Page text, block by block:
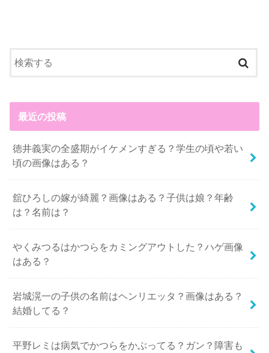
最近の投稿
徳井義実の全盛期がイケメンすぎる？学生の頃や若い
頃の画像はある？
舘ひろしの嫁が綺麗？画像はある？子供は娘？年齢
は？名前は？
やくみつるはかつらをカミングアウトした？ハゲ画像
はある？
岩城滉一の子供の名前はヘンリエッタ？画像はある？
結婚してる？
平野レミは病気でかつらをかぶってる？ガン？障害も